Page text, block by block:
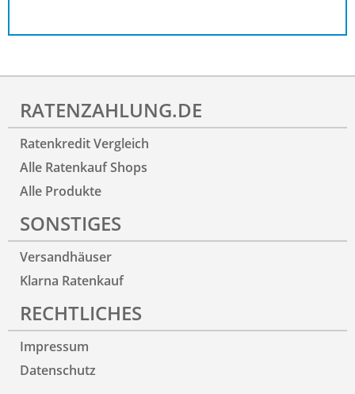
RATENZAHLUNG.DE
Ratenkredit Vergleich
Alle Ratenkauf Shops
Alle Produkte
SONSTIGES
Versandhäuser
Klarna Ratenkauf
RECHTLICHES
Impressum
Datenschutz